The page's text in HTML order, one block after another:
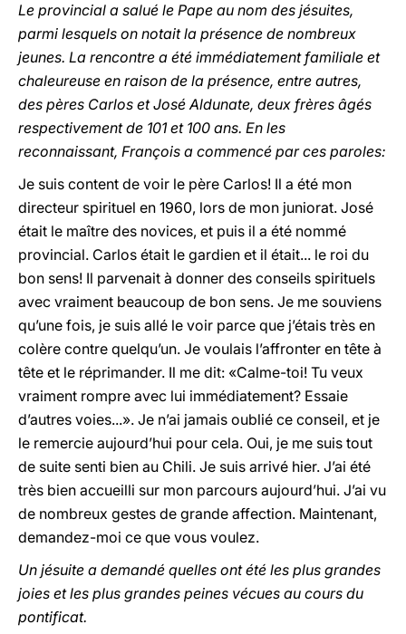
Le provincial a salué le Pape au nom des jésuites,
parmi lesquels on notait la présence de nombreux
jeunes. La rencontre a été immédiatement familiale et
chaleureuse en raison de la présence, entre autres,
des pères Carlos et José Aldunate, deux frères âgés
respectivement de 101 et 100 ans. En les
reconnaissant, François a commencé par ces paroles:
Je suis content de voir le père Carlos! Il a été mon
directeur spirituel en 1960, lors de mon juniorat. José
était le maître des novices, et puis il a été nommé
provincial. Carlos était le gardien et il était... le roi du
bon sens! Il parvenait à donner des conseils spirituels
avec vraiment beaucoup de bon sens. Je me souviens
qu’une fois, je suis allé le voir parce que j’étais très en
colère contre quelqu’un. Je voulais l’affronter en tête à
tête et le réprimander. Il me dit: «Calme-toi! Tu veux
vraiment rompre avec lui immédiatement? Essaie
d’autres voies...». Je n’ai jamais oublié ce conseil, et je
le remercie aujourd’hui pour cela. Oui, je me suis tout
de suite senti bien au Chili. Je suis arrivé hier. J’ai été
très bien accueilli sur mon parcours aujourd’hui. J’ai vu
de nombreux gestes de grande affection. Maintenant,
demandez-moi ce que vous voulez.
Un jésuite a demandé quelles ont été les plus grandes
joies et les plus grandes peines vécues au cours du
pontificat.